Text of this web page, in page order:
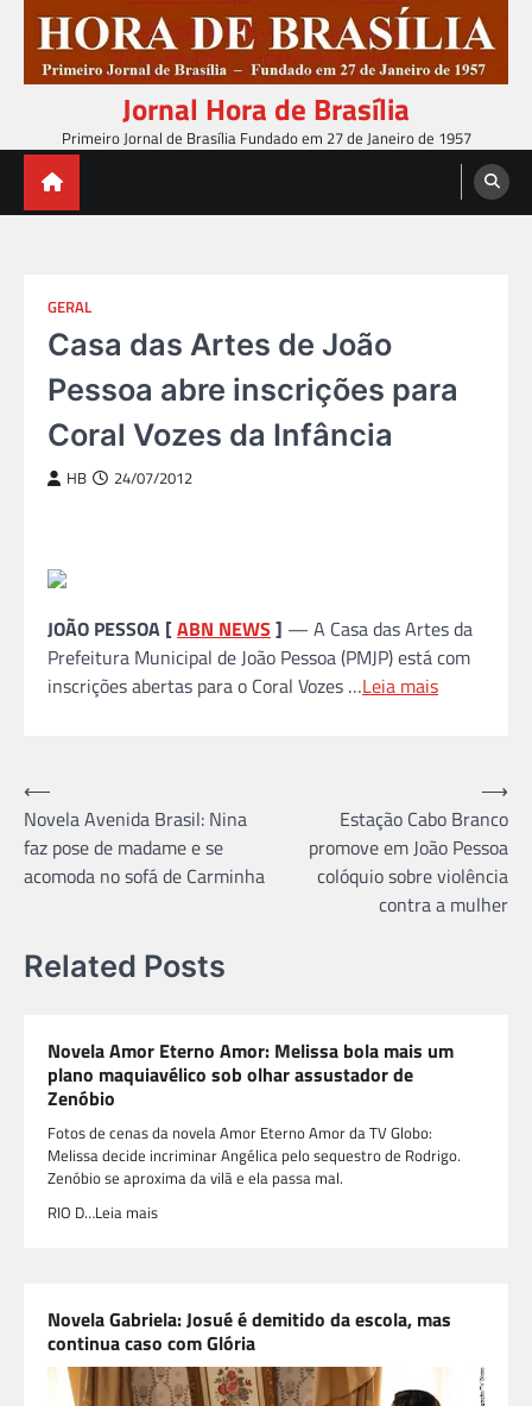
content
Jornal Hora de Brasília
Primeiro Jornal de Brasília Fundado em 27 de Janeiro de 1957
GERAL
Casa das Artes de João
Pessoa abre inscrições para
Coral Vozes da Infância
HB 24/07/2012
JOÃO PESSOA [ABN NEWS ] — A Casa das Artes da
Prefeitura Municipal de João Pessoa (PMJP) está com
inscrições abertas para o Coral Vozes …Leia mais
Navegação
de
Post
⟵
Novela Avenida Brasil: Nina
faz pose de madame e se
acomoda no sofá de Carminha
Estação Cabo Branco
promove em João Pessoa
colóquio sobre violência
contra a mulher
⟶
Related Posts
Novela Amor Eterno Amor: Melissa bola mais um
plano maquiavélico sob olhar assustador de
Zenóbio
Fotos de cenas da novela Amor Eterno Amor da TV Globo:
Melissa decide incriminar Angélica pelo sequestro de Rodrigo.
Zenóbio se aproxima da vilã e ela passa mal.
RIO D…Leia mais
Novela Gabriela: Josué é demitido da escola, mas
continua caso com Glória